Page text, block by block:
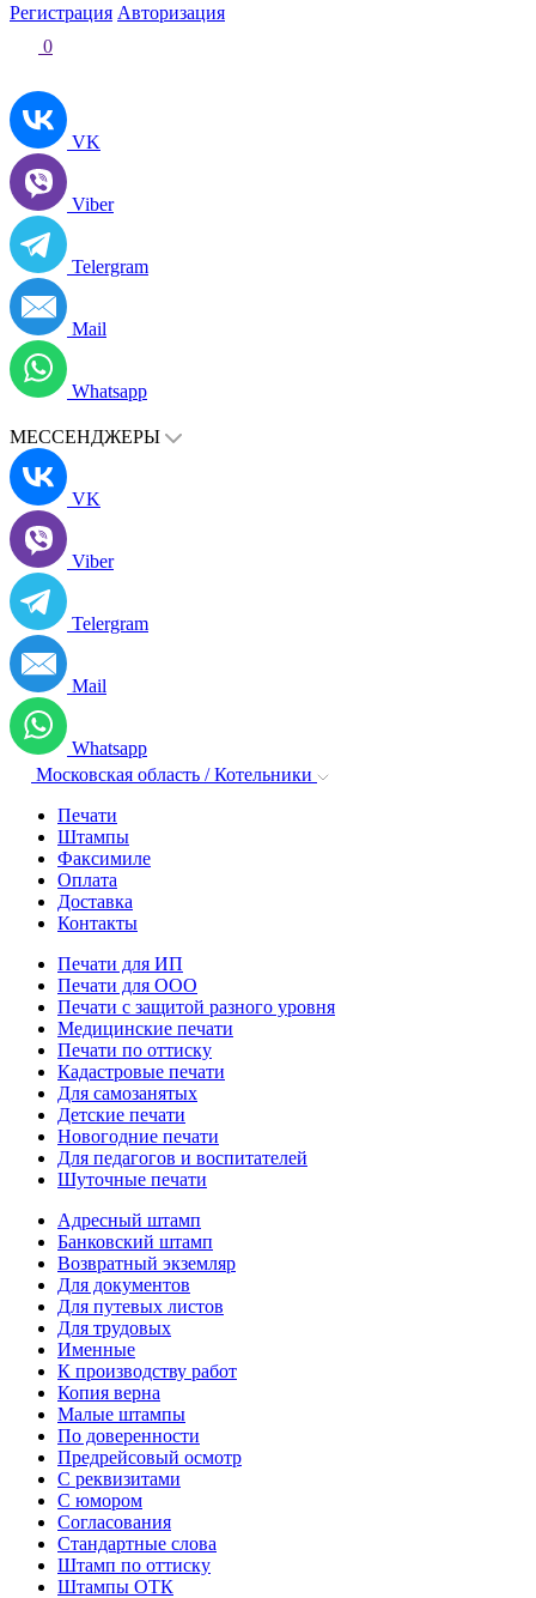
Регистрация Авторизация
0
VK
Viber
Telergram
Mail
Whatsapp
МЕССЕНДЖЕРЫ
VK
Viber
Telergram
Mail
Whatsapp
Московская область / Котельники
Печати
Штампы
Факсимиле
Оплата
Доставка
Контакты
Печати для ИП
Печати для ООО
Печати с защитой разного уровня
Медицинские печати
Печати по оттиску
Кадастровые печати
Для самозанятых
Детские печати
Новогодние печати
Для педагогов и воспитателей
Шуточные печати
Адресный штамп
Банковский штамп
Возвратный экземляр
Для документов
Для путевых листов
Для трудовых
Именные
К производству работ
Копия верна
Малые штампы
По доверенности
Предрейсовый осмотр
С реквизитами
С юмором
Согласования
Стандартные слова
Штамп по оттиску
Штампы ОТК